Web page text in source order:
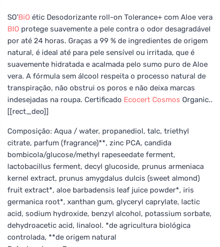
SO’BiO étic Desodorizante roll-on Tolerance+ com Aloe vera
BIO protege suavemente a pele contra o odor desagradável
por até 24 horas. Graças a 99 % de ingredientes de origem
natural, é ideal até para pele sensível ou irritada, que é
suavemente hidratada e acalmada pelo sumo puro de Aloe
vera. A fórmula sem álcool respeita o processo natural de
transpiração, não obstrui os poros e não deixa marcas
indesejadas na roupa. Certificado Ecocert Cosmos Organic..
[[rect_deo]]
Composição: Aqua / water, propanediol, talc, triethyl
citrate, parfum (fragrance)**, zinc PCA, candida
bombicola/glucose/methyl rapeseedate ferment,
lactobacillus ferment, decyl glucoside, prunus armeniaca
kernel extract, prunus amygdalus dulcis (sweet almond)
fruit extract*, aloe barbadensis leaf juice powder*, iris
germanica root*, xanthan gum, glyceryl caprylate, lactic
acid, sodium hydroxide, benzyl alcohol, potassium sorbate,
dehydroacetic acid, linalool. *de agricultura biológica
controlada, **de origem natural